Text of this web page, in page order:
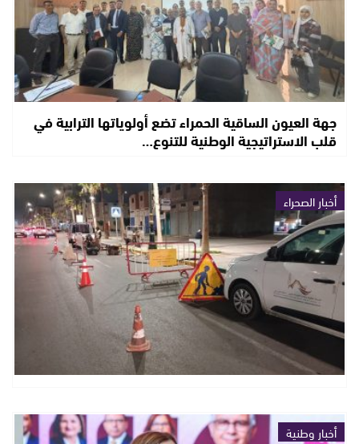
جهة العيون الساقية الحمراء تضع أولوياتها الترابية في
قلب الاستراتيجية الوطنية للتنوع…
أخبار الصحراء
أخبار وطنية